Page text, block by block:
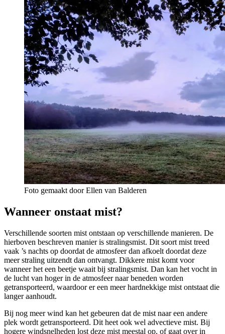
Foto gemaakt door Ellen van Balderen
Wanneer onstaat mist?
Verschillende soorten mist ontstaan op verschillende manieren. De
hierboven beschreven manier is stralingsmist. Dit soort mist treed
vaak ’s nachts op doordat de atmosfeer dan afkoelt doordat deze
meer straling uitzendt dan ontvangt. Dikkere mist komt voor
wanneer het een beetje waait bij stralingsmist. Dan kan het vocht in
de lucht van hoger in de atmosfeer naar beneden worden
getransporteerd, waardoor er een meer hardnekkige mist ontstaat die
langer aanhoudt.
Bij nog meer wind kan het gebeuren dat de mist naar een andere
plek wordt getransporteerd. Dit heet ook wel advectieve mist. Bij
hogere windsnelheden lost deze mist meestal op, of gaat over in